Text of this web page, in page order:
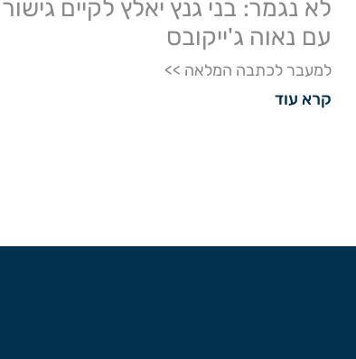
לא נגמר: בני גנץ יאלץ לקיים גישור
עם נאוה ג'ייקובס
למעבר לכתבה המלאה >>
קרא עוד